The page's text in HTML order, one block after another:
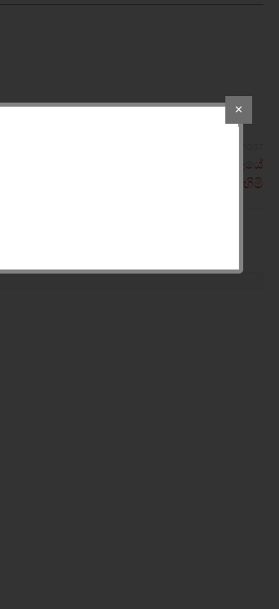
රටේ නීතිය දෙවිදිහකට රාවණා බලයේ
ඉත්තෑකන්ෙද් සද්ධාතිස්‌ස හිමි
✕